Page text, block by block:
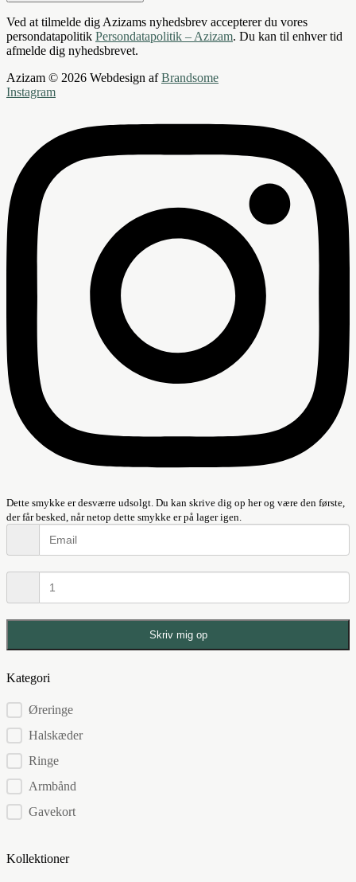
Ved at tilmelde dig Azizams nyhedsbrev accepterer du vores
persondatapolitik Persondatapolitik – Azizam. Du kan til enhver tid
afmelde dig nyhedsbrevet.
Azizam © 2026 Webdesign afBrandsome
Instagram
Dette smykke er desværre udsolgt. Du kan skrive dig op her og være den første,
der får besked, når netop dette smykke er på lager igen.
Skriv mig op
Kategori
Kategorier
Øreringe
Halskæder
Ringe
Armbånd
Gavekort
Kollektioner